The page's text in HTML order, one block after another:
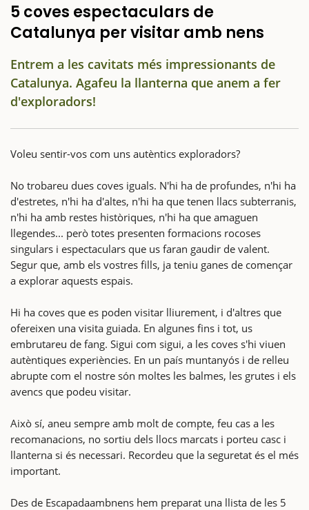
5 coves espectaculars de
Catalunya per visitar amb nens
Entrem a les cavitats més impressionants de
Catalunya. Agafeu la llanterna que anem a fer
d'exploradors!
Voleu sentir-vos com uns autèntics exploradors?
No trobareu dues coves iguals. N'hi ha de profundes, n'hi ha
d'estretes, n'hi ha d'altes, n'hi ha que tenen llacs subterranis,
n'hi ha amb restes històriques, n'hi ha que amaguen
llegendes... però totes presenten formacions rocoses
singulars i espectaculars que us faran gaudir de valent.
Segur que, amb els vostres fills, ja teniu ganes de començar
a explorar aquests espais.
Hi ha coves que es poden visitar lliurement, i d'altres que
ofereixen una visita guiada. En algunes fins i tot, us
embrutareu de fang. Sigui com sigui, a les coves s'hi viuen
autèntiques experiències. En un país muntanyós i de relleu
abrupte com el nostre són moltes les balmes, les grutes i els
avencs que podeu visitar.
Això sí, aneu sempre amb molt de compte, feu cas a les
recomanacions, no sortiu dels llocs marcats i porteu casc i
llanterna si és necessari. Recordeu que la seguretat és el més
important.
Des de Escapadaambnens hem preparat una llista de les 5